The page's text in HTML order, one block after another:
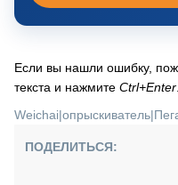
Если вы нашли ошибку,
текста и нажмите Ctrl+Enter
Weichai|опрыскиватель|
ПОДЕЛИТЬСЯ: